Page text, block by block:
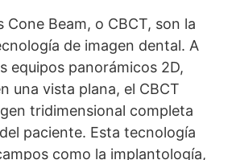
Beam, o CBCT, son la
de imagen dental. A
equipos panorámicos 2D,
una vista plana, el CBCT
tridimensional completa
paciente. Esta tecnología
como la implantología,